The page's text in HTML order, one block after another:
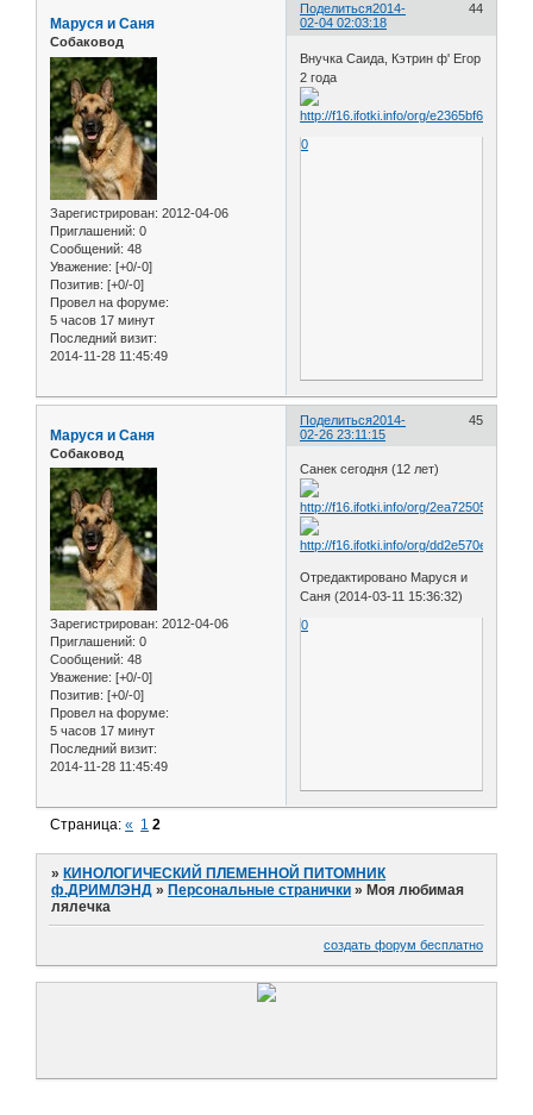
Поделиться 44
2014-
02-04 02:03:18
Маруся и Саня
Собаковод
Зарегистрирован: 2012-04-06
Приглашений: 0
Сообщений: 48
Уважение: [+0/-0]
Позитив: [+0/-0]
Провел на форуме:
5 часов 17 минут
Последний визит:
2014-11-28 11:45:49
Внучка Саида, Кэтрин ф' Егор
2 года
0
Поделиться 45
2014-
02-26 23:11:15
Маруся и Саня
Собаковод
Зарегистрирован: 2012-04-06
Приглашений: 0
Сообщений: 48
Уважение: [+0/-0]
Позитив: [+0/-0]
Провел на форуме:
5 часов 17 минут
Последний визит:
2014-11-28 11:45:49
Санек сегодня (12 лет)
Отредактировано Маруся и
Саня (2014-03-11 15:36:32)
0
Страница:« 1 2
» КИНОЛОГИЧЕСКИЙ ПЛЕМЕННОЙ ПИТОМНИК
ф.ДРИМЛЭНД » Персональные странички » Моя любимая
лялечка
создать форум бесплатно